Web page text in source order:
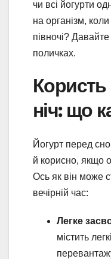
чи всі йогурти
на організм,
півночі?
поличках.
Користь
ніч: що
Йогурт перед
й корисно, якщо
Ось як він може
вечірній час:
Легке
містить